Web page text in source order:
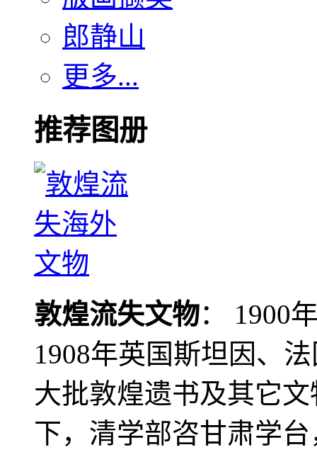
郎静山
更多...
推荐图册
敦煌流失文物： 1900
1908年英国斯坦因、
大批敦煌遗书及其它
下，清学部咨甘肃学